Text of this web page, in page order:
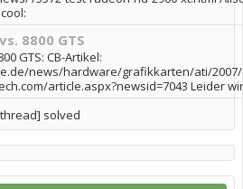
8800 GTS
GTS: CB-Artikel:
news/hardware/grafikkarten/ati/2007/
article.aspx?newsid=7043 Leider
solved